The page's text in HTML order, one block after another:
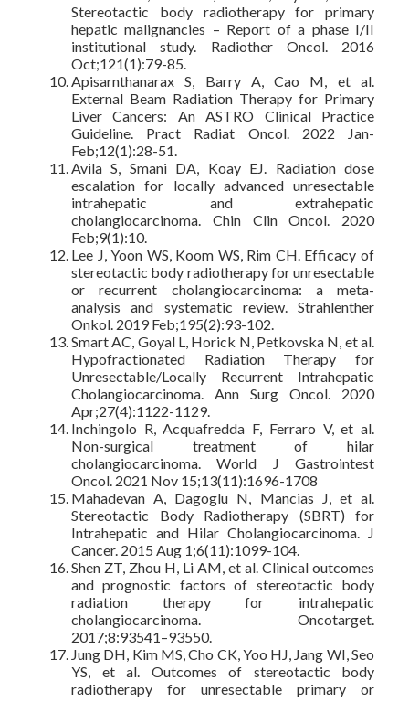
Stereotactic body radiotherapy for primary
hepatic malignancies – Report of a phase I/II
institutional study. Radiother Oncol. 2016
Oct;121(1):79-85.
Apisarnthanarax S, Barry A, Cao M, et al.
External Beam Radiation Therapy for Primary
Liver Cancers: An ASTRO Clinical Practice
Guideline. Pract Radiat Oncol. 2022 Jan-
Feb;12(1):28-51.
Avila S, Smani DA, Koay EJ. Radiation dose
escalation for locally advanced unresectable
intrahepatic and extrahepatic
cholangiocarcinoma. Chin Clin Oncol. 2020
Feb;9(1):10.
Lee J, Yoon WS, Koom WS, Rim CH. Efficacy of
stereotactic body radiotherapy for unresectable
or recurrent cholangiocarcinoma: a meta-
analysis and systematic review. Strahlenther
Onkol. 2019 Feb;195(2):93-102.
Smart AC, Goyal L, Horick N, Petkovska N, et al.
Hypofractionated Radiation Therapy for
Unresectable/Locally Recurrent Intrahepatic
Cholangiocarcinoma. Ann Surg Oncol. 2020
Apr;27(4):1122-1129.
Inchingolo R, Acquafredda F, Ferraro V, et al.
Non-surgical treatment of hilar
cholangiocarcinoma. World J Gastrointest
Oncol. 2021 Nov 15;13(11):1696-1708
Mahadevan A, Dagoglu N, Mancias J, et al.
Stereotactic Body Radiotherapy (SBRT) for
Intrahepatic and Hilar Cholangiocarcinoma. J
Cancer. 2015 Aug 1;6(11):1099-104.
Shen ZT, Zhou H, Li AM, et al. Clinical outcomes
and prognostic factors of stereotactic body
radiation therapy for intrahepatic
cholangiocarcinoma. Oncotarget.
2017;8:93541–93550.
Jung DH, Kim MS, Cho CK, Yoo HJ, Jang WI, Seo
YS, et al. Outcomes of stereotactic body
radiotherapy for unresectable primary or